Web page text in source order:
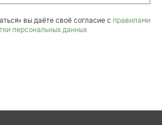
вы даёте своё согласие с правилами
персональных данных